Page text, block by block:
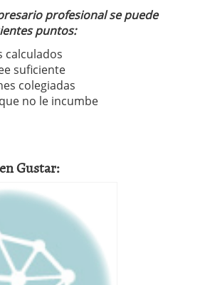
profesional se puede
puntos:
calculados
suficiente
colegiadas
no le incumbe
Gustar: